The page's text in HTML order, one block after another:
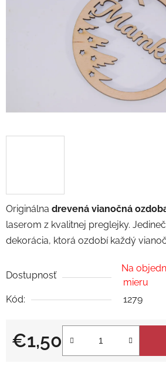
Originálna drevená vianočná
laserom z kvalitnej preglejky.
dekorácia, ktorá ozdobí každý
Dostupnosť
Na
mieru
Kód:
1279
€1,50
Jednotková cena:
5